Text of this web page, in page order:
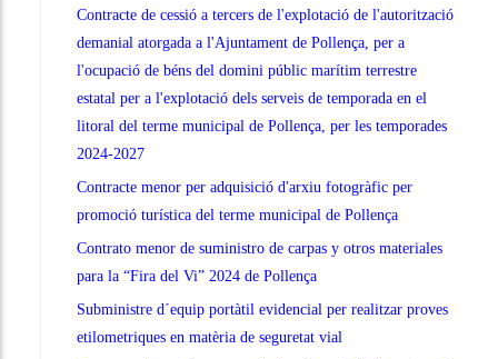
Contracte de cessió a tercers de l'explotació de l'autorització
demanial atorgada a l'Ajuntament de Pollença, per a
l'ocupació de béns del domini públic marítim terrestre
estatal per a l'explotació dels serveis de temporada en el
litoral del terme municipal de Pollença, per les temporades
2024-2027
Contracte menor per adquisició d'arxiu fotogràfic per
promoció turística del terme municipal de Pollença
Contrato menor de suministro de carpas y otros materiales
para la “Fira del Vi” 2024 de Pollença
Subministre d´equip portàtil evidencial per realitzar proves
etilometriques en matèria de seguretat vial